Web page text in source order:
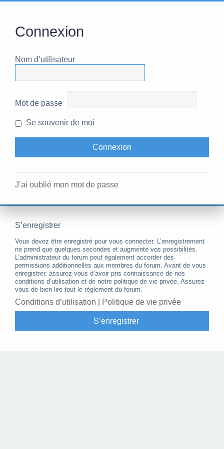
Connexion
Nom d’utilisateur
Mot de passe
Se souvenir de moi
J’ai oublié mon mot de passe
S’enregistrer
Vous devez être enregistré pour vous connecter. L’enregistrement
ne prend que quelques secondes et augmente vos possibilités.
L’administrateur du forum peut également accorder des
permissions additionnelles aux membres du forum. Avant de vous
enregistrer, assurez-vous d’avoir pris connaissance de nos
conditions d’utilisation et de notre politique de vie privée. Assurez-
vous de bien lire tout le règlement du forum.
Conditions d’utilisation Politique de vie privée
S’enregistrer